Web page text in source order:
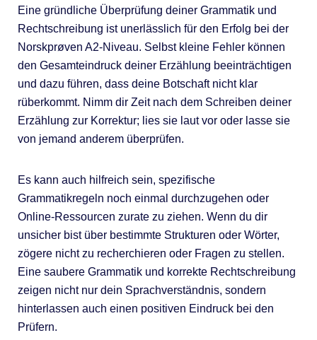
Eine gründliche Überprüfung deiner Grammatik und
Rechtschreibung ist unerlässlich für den Erfolg bei der
Norskprøven A2-Niveau. Selbst kleine Fehler können
den Gesamteindruck deiner Erzählung beeinträchtigen
und dazu führen, dass deine Botschaft nicht klar
rüberkommt. Nimm dir Zeit nach dem Schreiben deiner
Erzählung zur Korrektur; lies sie laut vor oder lasse sie
von jemand anderem überprüfen.
Es kann auch hilfreich sein, spezifische
Grammatikregeln noch einmal durchzugehen oder
Online-Ressourcen zurate zu ziehen. Wenn du dir
unsicher bist über bestimmte Strukturen oder Wörter,
zögere nicht zu recherchieren oder Fragen zu stellen.
Eine saubere Grammatik und korrekte Rechtschreibung
zeigen nicht nur dein Sprachverständnis, sondern
hinterlassen auch einen positiven Eindruck bei den
Prüfern.